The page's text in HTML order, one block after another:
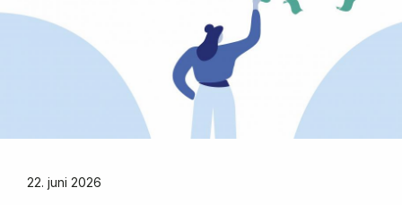
22. juni 2026